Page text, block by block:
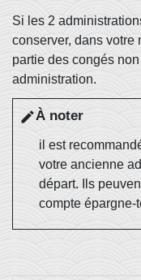
Si les 2
conserver, dans votre
partie des congés
administration.
editÀ noter
il est
votre ancienne
départ. Ils
compte épargne-